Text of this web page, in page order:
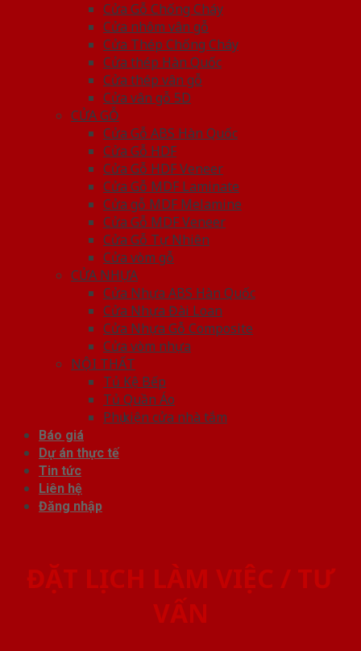
Cửa Gỗ Chống Cháy
Cửa nhôm vân gỗ
Cửa Thép Chống Cháy
Cửa thép Hàn Quốc
Cửa thép vân gỗ
Cửa vân gỗ 5D
CỬA GỖ
Cửa Gỗ ABS Hàn Quốc
Cửa Gỗ HDF
Cửa Gỗ HDF Veneer
Cửa Gỗ MDF Laminate
Cửa gỗ MDF Melamine
Cửa Gỗ MDF Veneer
Cửa Gỗ Tự Nhiên
Cửa vòm gỗ
CỬA NHỰA
Cửa Nhựa ABS Hàn Quốc
Cửa Nhựa Đài Loan
Cửa Nhựa Gỗ Composite
Cửa vòm nhựa
NỘI THẤT
Tủ Kệ Bếp
Tủ Quần Áo
Phụ kiện cửa nhà tắm
Báo giá
Dự án thực tế
Tin tức
Liên hệ
Đăng nhập
ĐẶT LỊCH LÀM VIỆC / TƯ
VẤN